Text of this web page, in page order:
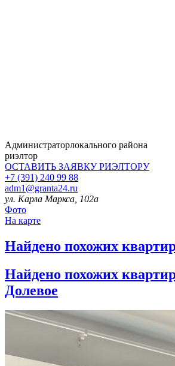
Администраторлокального района
риэлтор
ОСТАВИТЬ ЗАЯВКУРИЭЛТОРУ
+7 (391) 240 99 88
adm1@granta24.ru
ул. Карла Маркса, 102а
Фото
На карте
Найдено похожих
Найдено похожих
Долевое